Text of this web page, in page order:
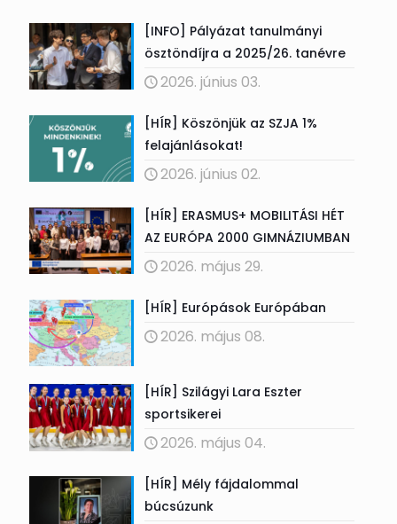
[INFO] Pályázat tanulmányi
ösztöndíjra a 2025/26. tanévre
2026. június 03.
[HÍR] Köszönjük az SZJA 1%
felajánlásokat!
2026. június 02.
[HÍR] ERASMUS+ MOBILITÁSI HÉT
AZ EURÓPA 2000 GIMNÁZIUMBAN
2026. május 29.
[HÍR] Európások Európában
2026. május 08.
[HÍR] Szilágyi Lara Eszter
sportsikerei
2026. május 04.
[HÍR] Mély fájdalommal
búcsúzunk